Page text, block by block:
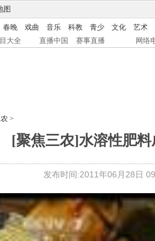
图
春晚 戏曲 音乐 科教 青少 文化
艺术
大全 直播中国 赛事直播 网络
>
[聚焦三农]水溶性肥料
发布时间:2011年06月28日